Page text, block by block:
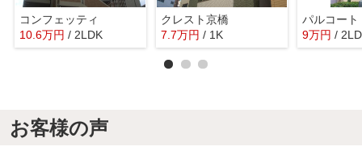
コンフェッティ
10.6万円 / 2LDK
クレスト京橋
7.7万円 / 1K
パルコート
9万円 /
お客様の声